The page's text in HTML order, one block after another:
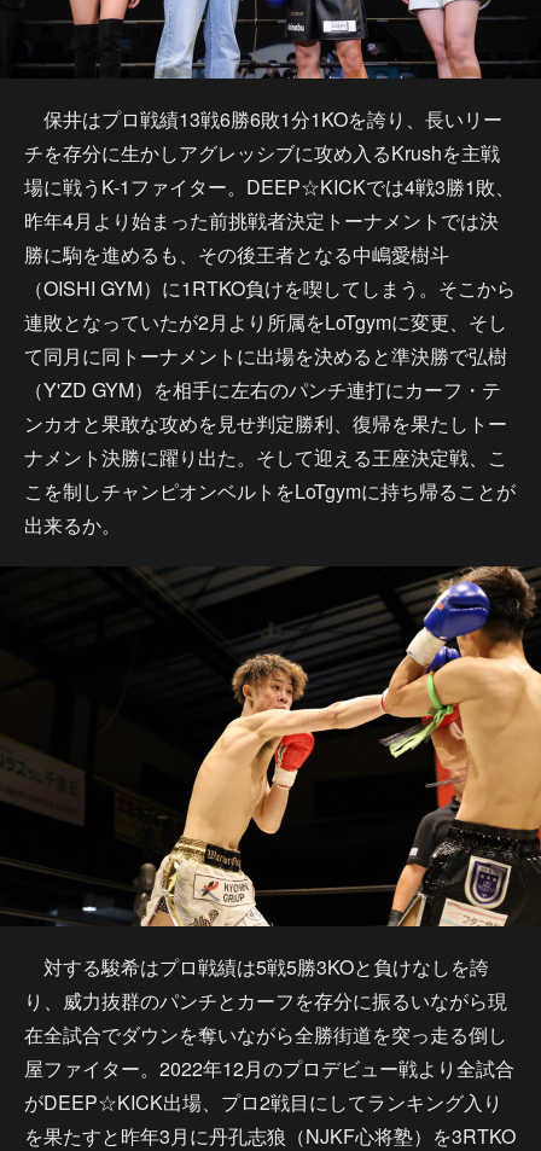
保井はプロ戦績13戦6勝6敗1分1KOを誇り、長いリー
チを存分に生かしアグレッシブに攻め入るKrushを主戦
場に戦うK-1ファイター。DEEP☆KICKでは4戦3勝1敗、
昨年4月より始まった前挑戦者決定トーナメントでは決
勝に駒を進めるも、その後王者となる中嶋愛樹斗
（OISHI GYM）に1RTKO負けを喫してしまう。そこから
連敗となっていたが2月より所属をLoTgymに変更、そし
て同月に同トーナメントに出場を決めると準決勝で弘樹
（Y'ZD GYM）を相手に左右のパンチ連打にカーフ・テ
ンカオと果敢な攻めを見せ判定勝利、復帰を果たしトー
ナメント決勝に躍り出た。そして迎える王座決定戦、こ
こを制しチャンピオンベルトをLoTgymに持ち帰ることが
出来るか。
対する駿希はプロ戦績は5戦5勝3KOと負けなしを誇
り、威力抜群のパンチとカーフを存分に振るいながら現
在全試合でダウンを奪いながら全勝街道を突っ走る倒し
屋ファイター。2022年12月のプロデビュー戦より全試合
がDEEP☆KICK出場、プロ2戦目にしてランキング入り
を果たすと昨年3月に丹孔志狼（NJKF心将塾）を3RTKO